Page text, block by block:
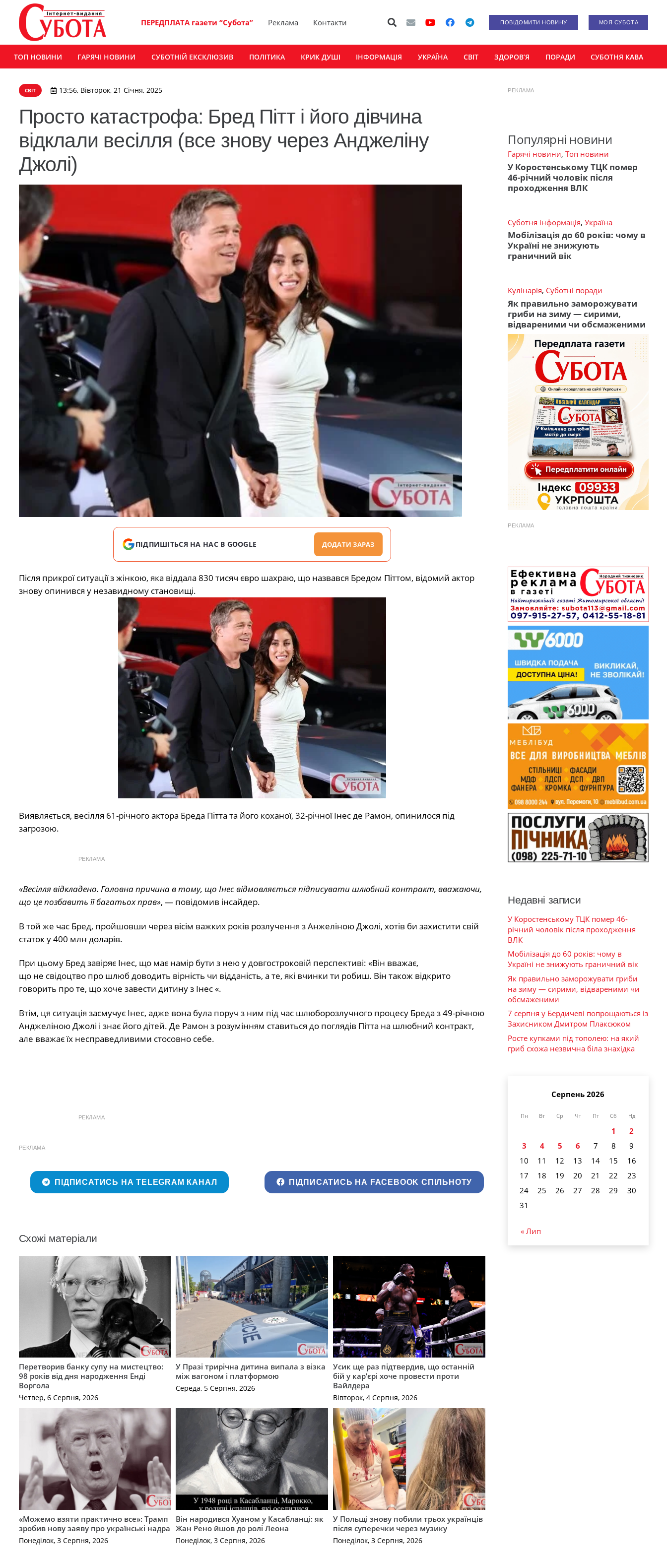
ПЕРЕДПЛАТА газети “Субота” Реклама Контакти ПОВІДОМИТИ НОВИНУ МОЯ СУБОТА
ТОП НОВИНИ ГАРЯЧІ НОВИНИ СУБОТНІЙ ЕКСКЛЮЗИВ ПОЛІТИКА КРИК ДУШІ ІНФОРМАЦІЯ УКРАЇНА СВІТ ЗДОРОВ’Я ПОРАДИ СУБОТНЯ КАВА
СВІТ 13:56, Вівторок, 21 Січня, 2025
Просто катастрофа: Бред Пітт і його дівчина
відклали весілля (все знову через Анджеліну
Джолі)
ПІДПИШІТЬСЯ НА НАС В GOOGLE ДОДАТИ ЗАРАЗ
Після прикрої ситуації з жінкою, яка віддала 830 тисяч євро шахраю, що назвався Бредом Піттом, відомий актор
знову опинився у незавидному становищі.
Виявляється, весілля 61-річного актора Бреда Пітта та його коханої, 32-річної Інес де Рамон, опинилося під
загрозою.
РЕКЛАМА
«Весілля відкладено. Головна причина в тому, що Інес відмовляється підписувати шлюбний контракт, вважаючи,
що це позбавить її багатьох прав», — повідомив інсайдер.
В той же час Бред, пройшовши через вісім важких років розлучення з Анжеліною Джолі, хотів би захистити свій
статок у 400 млн доларів.
При цьому Бред завіряє Інес, що має намір бути з нею у довгостроковій перспективі: «Він вважає,
що не свідоцтво про шлюб доводить вірність чи відданість, а те, які вчинки ти робиш. Він також відкрито
говорить про те, що хоче завести дитину з Інес «.
Втім, ця ситуація засмучує Інес, адже вона була поруч з ним під час шлюборозлучного процесу Бреда з 49-річною
Анджеліною Джолі і знає його дітей. Де Рамон з розумінням ставиться до поглядів Пітта на шлюбний контракт,
але вважає їх несправедливими стосовно себе.
РЕКЛАМА
РЕКЛАМА
ПІДПИСАТИСЬ НА TELEGRAM КАНАЛ ПІДПИСАТИСЬ НА FACEBOOK СПІЛЬНОТУ
Схожі матеріали
Перетворив банку супу на мистецтво:
98 років від дня народження Енді
Воргола
Четвер, 6 Серпня, 2026
У Празі трирічна дитина випала з візка
між вагоном і платформою
Середа, 5 Серпня, 2026
Усик ще раз підтвердив, що останній
бій у кар’єрі хоче провести проти
Вайлдера
Вівторок, 4 Серпня, 2026
«Можемо взяти практично все»: Трамп
зробив нову заяву про українські надра
Понеділок, 3 Серпня, 2026
Він народився Хуаном у Касабланці: як
Жан Рено йшов до ролі Леона
Понеділок, 3 Серпня, 2026
У Польщі знову побили трьох українців
після суперечки через музику
Понеділок, 3 Серпня, 2026
РЕКЛАМА
Популярні новини
Гарячі новини, Топ новини
У Коростенському ТЦК помер
46-річний чоловік після
проходження ВЛК
Суботня інформація, Україна
Мобілізація до 60 років: чому в
Україні не знижують
граничний вік
Кулінарія, Суботні поради
Як правильно заморожувати
гриби на зиму — сирими,
відвареними чи обсмаженими
РЕКЛАМА
Недавні записи
У Коростенському ТЦК помер 46-
річний чоловік після проходження
ВЛК
Мобілізація до 60 років: чому в
Україні не знижують граничний вік
Як правильно заморожувати гриби
на зиму — сирими, відвареними чи
обсмаженими
7 серпня у Бердичеві попрощаються із
Захисником Дмитром Плаксюком
Росте купками під тополею: на який
гриб схожа незвична біла знахідка
Серпень 2026
Пн Вт Ср Чт Пт Сб Нд
1
2
3
4 5 6 7 8
9
10
11 12 13 14 15
16
17
18 19 20 21 22
23
24
25 26 27 28 29
30
31
« Лип